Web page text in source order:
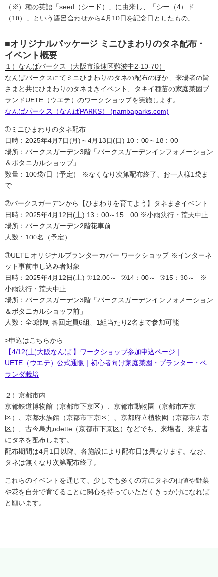
（※）種の英語「seed（シード）」に由来し、「シー（4）ド
（10）」という語呂合わせから4月10日を記念日としたもの。
■オリジナルパッケージ ミニひまわりのタネ配布・
イベント概要
１）なんばパークス（大阪市浪速区難波中2-10-70）
なんばパークスにてミニひまわりのタネの配布のほか、来場者の皆
さまと共にひまわりのタネまきイベント、タキイ種苗の家庭菜園ブ
ランドUETE（ウエテ）のワークショップを実施します。
なんばパークス（なんばPARKS） (nambaparks.com)
➀ミニひまわりのタネ配布
日時：2025年4月7日(月)～4月13日(日) 10：00～18：00
場所：パークスガーデン3階「パークスガーデンインフォメーション
＆ボタニカルショップ」
数量：100袋/日（予定） ※なくなり次第配布終了、お一人様1袋ま
で
➁パークスガーデンから【ひまわりを育てよう】タネまきイベント
日時：2025年4月12日(土) 13：00～15：00 ※小雨決行・荒天中止
場所：パークスガーデン2階花車前
人数：100名（予定）
➂UETE オリジナルプランターカバー ワークショップ ※インターネ
ット事前申し込み者対象
日時：2025年4月12日(土) ➀12:00～ ➁14：00～ ➂15：30～ ※
小雨決行・荒天中止
場所：パークスガーデン3階「パークスガーデンインフォメーション
＆ボタニカルショップ前」
人数：全3部制 各回定員6組、1組当たり2名まで参加可能
>申込はこちらから
【4/12(土)大阪なんば 】ワークショップ参加申込ページ｜
UETE（ウエテ）公式通販｜初心者向け家庭菜園・プランター・ベ
ランダ栽培
２）京都市内
京都鉄道博物館（京都市下京区）、京都市動物園（京都市左京
区）、京都水族館（京都市下京区）、京都府立植物園（京都市左京
区）、古今烏丸odette（京都市下京区）などでも、来場者、来店者
にタネを配布します。
配布期間は4月1日以降、各施設により配布日は異なります。なお、
タネは無くなり次第配布終了。
これらのイベントを通じて、少しでも多くの方にタネの価値や野菜
や花を自分で育てることに関心を持っていただくきっかけになれば
と願います。